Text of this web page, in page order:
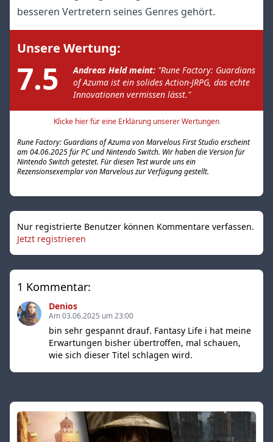
besseren Vertretern seines Genres gehört.
Unsere Wertung:
7.5 Andreas Held meint: "Rune Factory: Guardians
of Azuma ist ein solides Action-JRPG, das echte
Innovationen vermissen lässt."
Klicke hier für eine Erklärung unserer Wertungen
Rune Factory: Guardians of Azuma von Marvelous First Studio erscheint
am 04.06.2025 für PC und Nintendo Switch. Wir haben die Version für
Nintendo Switch getestet. Für diesen Test wurde uns ein
Rezensionsexemplar von Marvelous zur Verfügung gestellt.
Nur registrierte Benutzer können Kommentare verfassen.
Jetzt registrieren
1 Kommentar:
Denios
Am 03.06.2025 um 23:00
bin sehr gespannt drauf. Fantasy Life i hat meine
Erwartungen bisher übertroffen, mal schauen,
wie sich dieser Titel schlagen wird.